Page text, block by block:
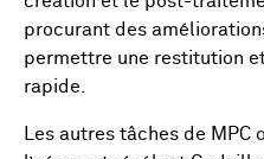
procurant des
permettre une restitution
rapide.
Les autres tâches de